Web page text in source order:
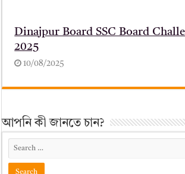
Dinajpur Board SSC Board
2025
10/08/2025
আপনি কী জানতে চান?